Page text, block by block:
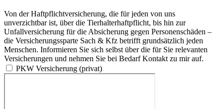
Von der Haftpflichtversicherung, die für jeden von uns
unverzichtbar ist, über die Tierhalterhaftpflicht, bis hin zur
Unfallversicherung für die Absicherung gegen Personenschäden –
die Versicherungssparte Sach & Kfz betrifft grundsätzlich jeden
Menschen. Informieren Sie sich selbst über die für Sie relevanten
Versicherungen und nehmen Sie bei Bedarf Kontakt zu mir auf.
PKW Versicherung (privat)